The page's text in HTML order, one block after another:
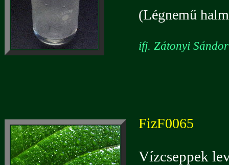
(Légnemű
ifj. Zátonyi
FizF0065
Vízcseppek